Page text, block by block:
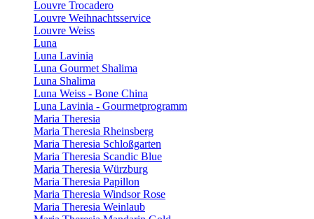
Louvre Trocadero
Louvre Weihnachtsservice
Louvre Weiss
Luna
Luna Lavinia
Luna Gourmet Shalima
Luna Shalima
Luna Weiss - Bone China
Luna Lavinia - Gourmetprogramm
Maria Theresia
Maria Theresia Rheinsberg
Maria Theresia Schloßgarten
Maria Theresia Scandic Blue
Maria Theresia Würzburg
Maria Theresia Papillon
Maria Theresia Windsor Rose
Maria Theresia Weinlaub